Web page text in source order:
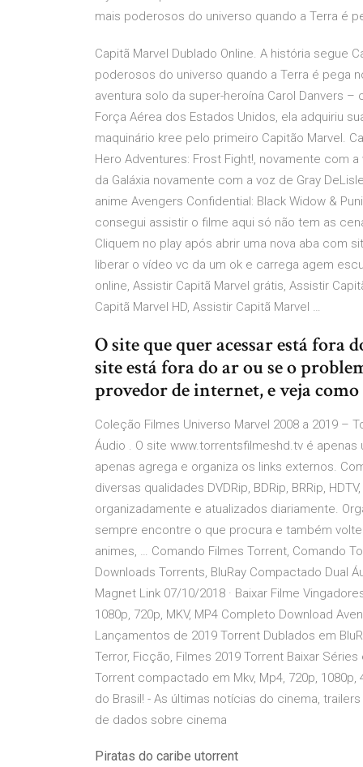
mais poderosos do universo quando a Terra é
Capitã Marvel Dublado Online. A história segue
poderosos do universo quando a Terra é pega
aventura solo da super-heroína Carol Danvers
Força Aérea dos Estados Unidos, ela adquiriu
maquinário kree pelo primeiro Capitão Marvel.
Hero Adventures: Frost Fight!, novamente com
da Galáxia novamente com a voz de Gray
anime Avengers Confidential: Black Widow &
consegui assistir o filme aqui só não tem as
Cliquem no play após abrir uma nova aba com
liberar o vídeo vc da um ok e carrega agem
online, Assistir Capitã Marvel grátis, Assistir
Capitã Marvel HD, Assistir Capitã Marvel …
O site que quer acessar está fora
site está fora do ar ou se o
provedor de internet, e veja
Coleção Filmes Universo Marvel 2008 a 2019 –
Áudio . O site www.torrentsfilmeshd.tv é apenas
apenas agrega e organiza os links externos.
diversas qualidades DVDRip, BDRip, BRRip,
organizadamente e atualizados diariamente.
sempre encontre o que procura e também
animes, … Comando Filmes Torrent, Comando
Downloads Torrents, BluRay Compactado Dual
Magnet Link 07/10/2018 · Baixar Filme
1080p, 720p, MKV, MP4 Completo Download
Lançamentos de 2019 Torrent Dublados em
Terror, Ficção, Filmes 2019 Torrent Baixar
Torrent compactado em Mkv, Mp4, 720p,
do Brasil! - As últimas notícias do cinema,
de dados sobre cinema
Piratas do caribe utorrent